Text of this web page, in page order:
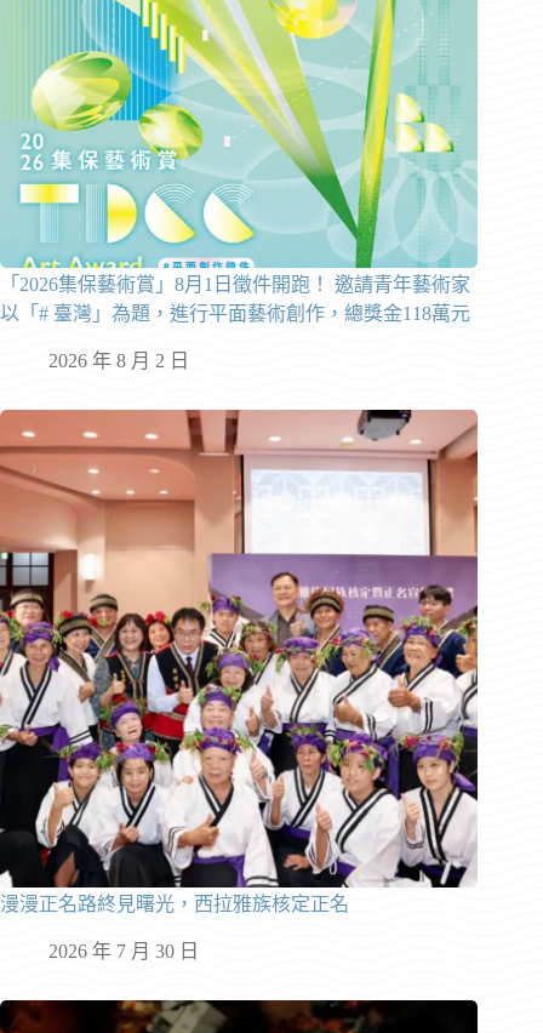
「2026集保藝術賞」8月1日徵件開跑！ 邀請青年藝術家
以「# 臺灣」為題，進行平面藝術創作，總獎金118萬元
2026 年 8 月 2 日
漫漫正名路終見曙光，西拉雅族核定正名
2026 年 7 月 30 日